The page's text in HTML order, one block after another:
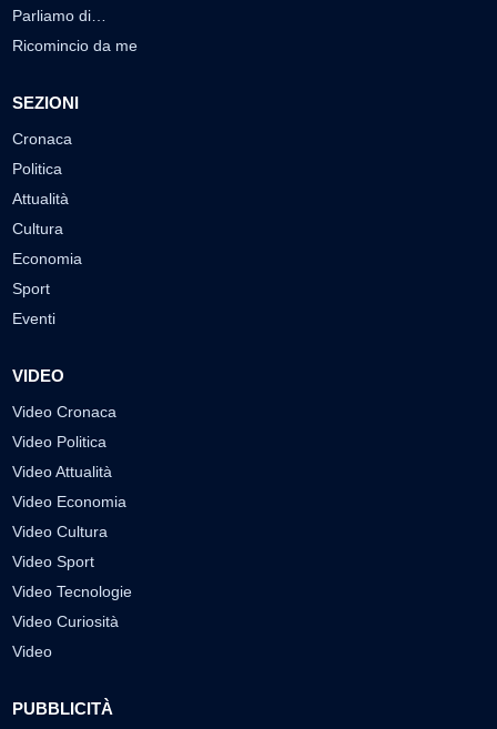
Parliamo di…
Ricomincio da me
SEZIONI
Cronaca
Politica
Attualità
Cultura
Economia
Sport
Eventi
VIDEO
Video Cronaca
Video Politica
Video Attualità
Video Economia
Video Cultura
Video Sport
Video Tecnologie
Video Curiosità
Video
PUBBLICITÀ